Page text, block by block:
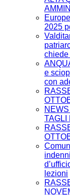
2025
e
con
TAGLI
lezioni